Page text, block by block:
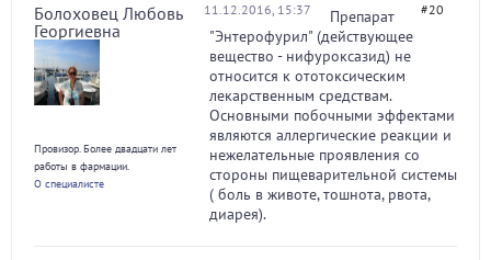
Болоховец Любовь
Георгиевна
Провизор. Более двадцати лет
работы в фармации.
О специалисте
11.12.2016, 15:37 #20
Препарат
"Энтерофурил" (действующее
вещество - нифуроксазид) не
относится к ототоксическим
лекарственным средствам.
Основными побочными эффектами
являются аллергические реакции и
нежелательные проявления со
стороны пищеварительной системы
( боль в животе, тошнота, рвота,
диарея).